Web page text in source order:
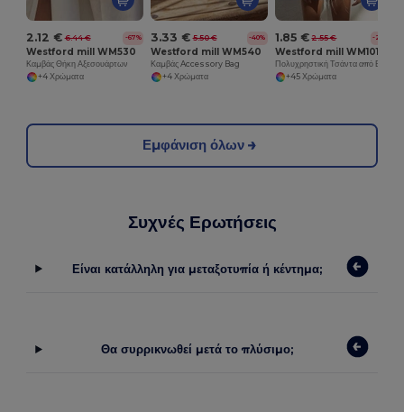
2.12 € 6.44 € -67%
Westford mill WM530
Καμβάς Θήκη Αξεσουάρτων
+4 Χρώματα
3.33 € 5.50 € -40%
Westford mill WM540
Καμβάς Accessory Bag
+4 Χρώματα
1.85 € 2.55 € -27%
Westford mill WM101
+45 Χρώματα
Εμφάνιση όλων
Συχνές Ερωτήσεις
Είναι κατάλληλη για μεταξοτυπία ή κέντημα;
Θα συρρικνωθεί μετά το πλύσιμο;